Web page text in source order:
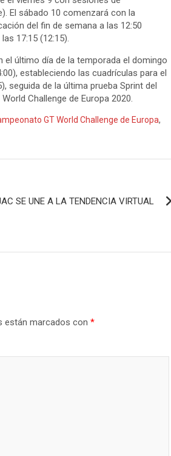
El sábado 10 comenzará con la
del fin de semana a las 12:50
17:15 (12:15).
el último día de la temporada el domingo
estableciendo las cuadrículas para el
seguida de la última prueba Sprint del
Challenge de Europa 2020.
GT World Challenge de Europa,
SE UNE A LA TENDENCIA VIRTUAL
están marcados con *